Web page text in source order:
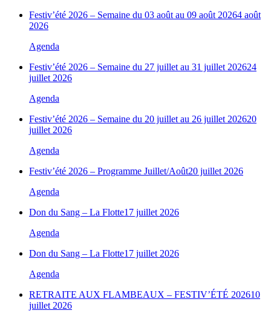
Festiv’été 2026 – Semaine du 03 août au 09 août 20264 août
2026
Agenda
Festiv’été 2026 – Semaine du 27 juillet au 31 juillet 202624
juillet 2026
Agenda
Festiv’été 2026 – Semaine du 20 juillet au 26 juillet 202620
juillet 2026
Agenda
Festiv’été 2026 – Programme Juillet/Août20 juillet 2026
Agenda
Don du Sang – La Flotte17 juillet 2026
Agenda
Don du Sang – La Flotte17 juillet 2026
Agenda
RETRAITE AUX FLAMBEAUX – FESTIV’ÉTÉ 202610
juillet 2026